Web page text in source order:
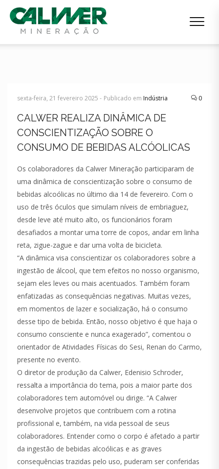
sexta-feira, 21 fevereiro 2025 - Publicado em Indústria 0
CALWER REALIZA DINÂMICA DE
CONSCIENTIZAÇÃO SOBRE O
CONSUMO DE BEBIDAS ALCÓOLICAS
Os colaboradores da Calwer Mineração participaram de
uma dinâmica de conscientização sobre o consumo de
bebidas alcoólicas no último dia 14 de fevereiro. Com o
uso de três óculos que simulam níveis de embriaguez,
desde leve até muito alto, os funcionários foram
desafiados a montar uma torre de copos, andar em linha
reta, zigue-zague e dar uma volta de bicicleta.
“A dinâmica visa conscientizar os colaboradores sobre a
ingestão de álcool, que tem efeitos no nosso organismo,
sejam eles leves ou mais acentuados. Também foram
enfatizadas as consequências negativas. Muitas vezes,
em momentos de lazer e socialização, há o consumo
desse tipo de bebida. Então, nosso objetivo é que haja o
consumo consciente e nunca exagerado”, comentou o
orientador de Atividades Físicas do Sesi, Renan do Carmo,
presente no evento.
O diretor de produção da Calwer, Edenisio Schroder,
ressalta a importância do tema, pois a maior parte dos
colaboradores tem automóvel ou dirige. “A Calwer
desenvolve projetos que contribuem com a rotina
profissional e, também, na vida pessoal de seus
colaboradores. Entender como o corpo é afetado a partir
da ingestão de bebidas alcoólicas e as graves
consequências trazidas pelo uso, puderam ser conferidas